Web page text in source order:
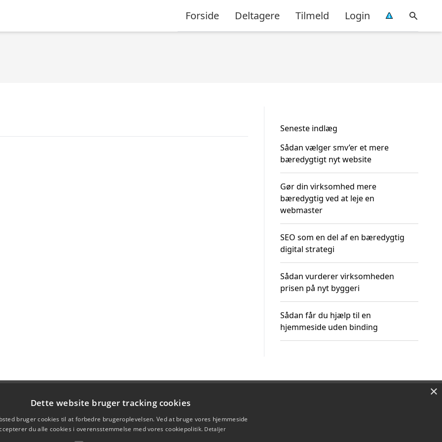
Forside Deltagere Tilmeld Login
Seneste indlæg
Sådan vælger smv’er et mere
bæredygtigt nyt website
Gør din virksomhed mere
bæredygtig ved at leje en
webmaster
SEO som en del af en bæredygtig
digital strategi
Sådan vurderer virksomheden
prisen på nyt byggeri
Sådan får du hjælp til en
hjemmeside uden binding
×
Dette website bruger tracking cookies
bruger cookies til at forbedre brugeroplevelsen. Ved at bruge vores hjemmeside
du alle cookies i overensstemmelse med vores cookiepolitik. Detaljer